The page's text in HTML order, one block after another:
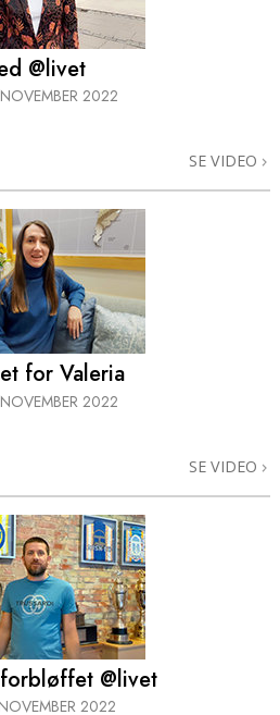
@livet
2022
SE VIDEO
for Valeria
2022
SE VIDEO
@livet
2022